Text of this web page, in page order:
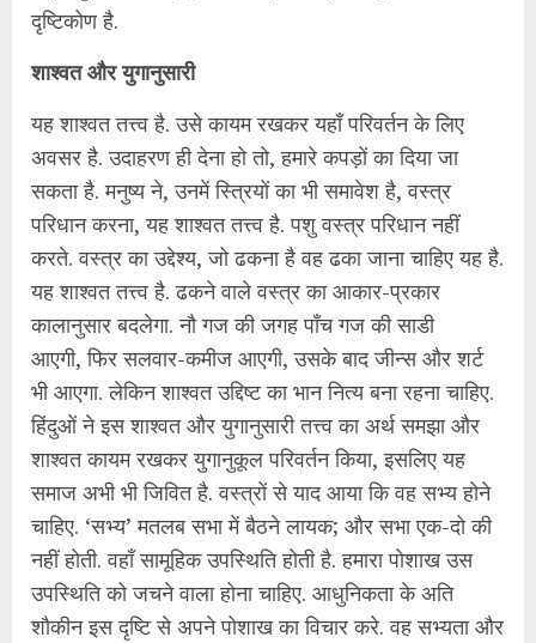
दृष्टिकोण है.
शाश्‍वत और युगानुसारी
यह शाश्‍वत तत्त्व है. उसे कायम रखकर यहॉं परिवर्तन के लिए
अवसर है. उदाहरण ही देना हो तो, हमारे कपड़ों का दिया जा
सकता है. मनुष्य ने, उनमें स्त्रियों का भी समावेश है, वस्त्र
परिधान करना, यह शाश्‍वत तत्त्व है. पशु वस्त्र परिधान नहीं
करते. वस्त्र का उद्देश्य, जो ढकना है वह ढका जाना चाहिए यह है.
यह शाश्‍वत तत्त्व है. ढकने वाले वस्त्र का आकार-प्रकार
कालानुसार बदलेगा. नौ गज की जगह पॉंच गज की साडी
आएगी, फिर सलवार-कमीज आएगी, उसके बाद जीन्स और शर्ट
भी आएगा. लेकिन शाश्‍वत उद्दिष्ट का भान नित्य बना रहना चाहिए.
हिंदुओं ने इस शाश्‍वत और युगानुसारी तत्त्व का अर्थ समझा और
शाश्‍वत कायम रखकर युगानुकूल परिवर्तन किया, इसलिए यह
समाज अभी भी जिवित है. वस्त्रों से याद आया कि वह सभ्य होने
चाहिए. ‘सभ्य’ मतलब सभा में बैठने लायक; और सभा एक-दो की
नहीं होती. वहॉं सामूहिक उपस्थिति होती है. हमारा पोशाख उस
उपस्थिति को जचने वाला होना चाहिए. आधुनिकता के अति
शौकीन इस दृष्टि से अपने पोशाख का विचार करे. वह सभ्यता और